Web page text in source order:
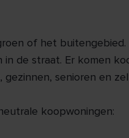
of het
de straat. Er komen
gezinnen, senioren en
koopwoningen: